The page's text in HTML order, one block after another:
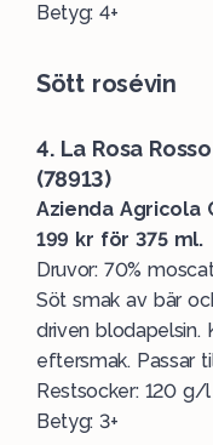
Betyg: 4+
Sött rosévin
4. La Rosa
(78913)
Azienda Agricola
199 kr för 375 ml.
Druvor: 70%
Söt smak av bär
driven blodapelsin.
eftersmak. Passar
Restsocker: 120 g/l
Betyg: 3+